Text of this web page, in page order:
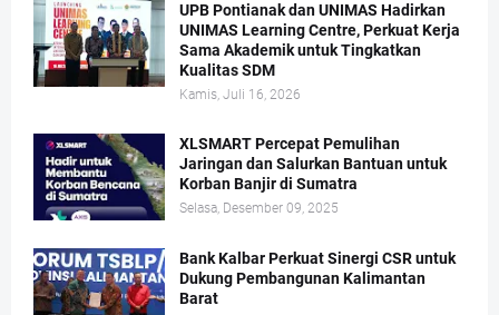
UPB Pontianak dan UNIMAS Hadirkan
UNIMAS Learning Centre, Perkuat Kerja
Sama Akademik untuk Tingkatkan
Kualitas SDM
Kamis, Juli 16, 2026
XLSMART Percepat Pemulihan
Jaringan dan Salurkan Bantuan untuk
Korban Banjir di Sumatra
Selasa, Desember 09, 2025
Bank Kalbar Perkuat Sinergi CSR untuk
Dukung Pembangunan Kalimantan
Barat